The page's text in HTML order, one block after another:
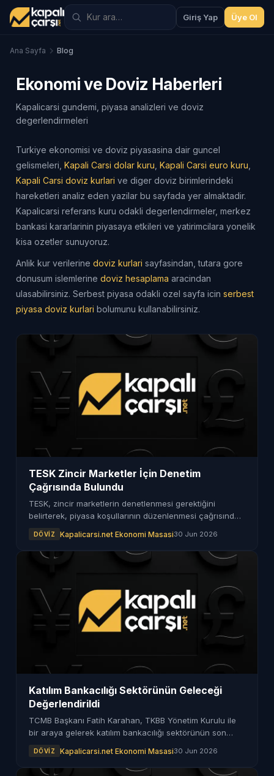
Giriş Yap Üye Ol
Ana Sayfa Blog
Ekonomi ve Doviz Haberleri
Kapalicarsi gundemi, piyasa analizleri ve doviz
degerlendirmeleri
Turkiye ekonomisi ve doviz piyasasina dair guncel
gelismeleri, Kapali Carsi dolar kuru Kapali Carsi euro kuru
Kapali Carsi doviz kurlari ve diger doviz birimlerindeki
hareketleri analiz eden yazilar bu sayfada yer almaktadir.
Kapalicarsi referans kuru odakli degerlendirmeler, merkez
bankasi kararlarinin piyasaya etkileri ve yatirimcilara yonelik
kisa ozetler sunuyoruz.
Anlik kur verilerine doviz kurlari sayfasindan, tutara gore
donusum islemlerine doviz hesaplama aracindan
ulasabilirsiniz. Serbest piyasa odakli ozel sayfa icin serbest
piyasa doviz kurlari bolumunu kullanabilirsiniz.
TESK Zincir Marketler İçin Denetim
Çağrısında Bulundu
TESK, zincir marketlerin denetlenmesi gerektiğini
belirterek, piyasa koşullarının düzenlenmesi çağrısında
DÖVIZ Kapalicarsi.net Ekonomi Masasi30 Jun 2026
Katılım Bankacılığı Sektörünün Geleceği
Değerlendirildi
TCMB Başkanı Fatih Karahan, TKBB Yönetim Kurulu ile
bir araya gelerek katılım bankacılığı sektörünün son
değerlendirmelerde bulundu.
DÖVIZ Kapalicarsi.net Ekonomi Masasi30 Jun 2026